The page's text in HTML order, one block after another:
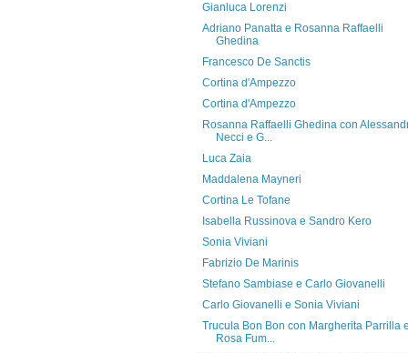
Gianluca Lorenzi
Adriano Panatta e Rosanna Raffaelli
Ghedina
Francesco De Sanctis
Cortina d'Ampezzo
Cortina d'Ampezzo
Rosanna Raffaelli Ghedina con
Necci e G...
Luca Zaia
Maddalena Mayneri
Cortina Le Tofane
Isabella Russinova e Sandro Kero
Sonia Viviani
Fabrizio De Marinis
Stefano Sambiase e Carlo Giovanelli
Carlo Giovanelli e Sonia Viviani
Trucula Bon Bon con Margherita Parrilla
Rosa Fum...